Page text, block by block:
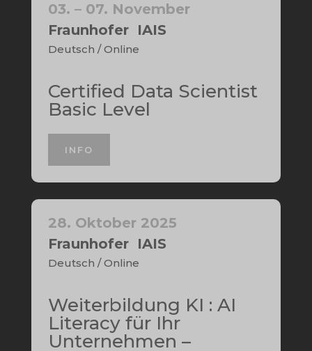
03. – 07. November
Fraunhofer IAIS
Deutsch / Online
Certified Data Scientist
Basic Level
INFO
28. Oktober 2025
Fraunhofer IAIS
Deutsch / Online
Weiterbildung KI : AI
Literacy für Ihr
Unternehmen –